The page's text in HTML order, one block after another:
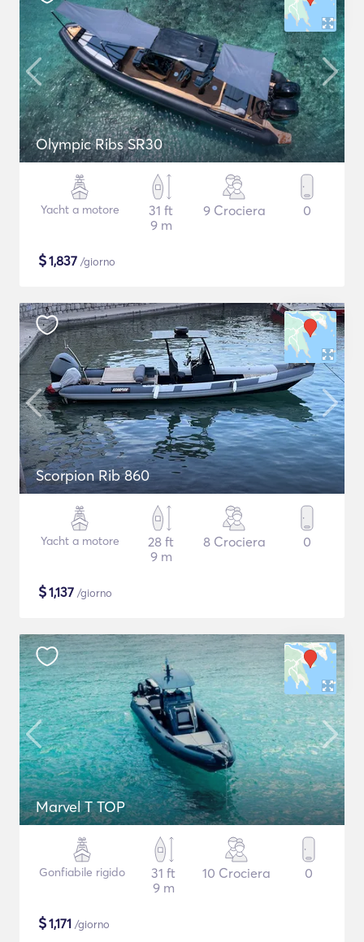
Olympic Ribs SR30
Yacht a motore
31 ft
9 m
9 Crociera 0
$1,837 /giorno
Scorpion Rib 860
Yacht a motore
28 ft
9 m
8 Crociera 0
$1,137 /giorno
Marvel T TOP
Gonfiabile rigido
31 ft
9 m
10 Crociera 0
$1,171 /giorno